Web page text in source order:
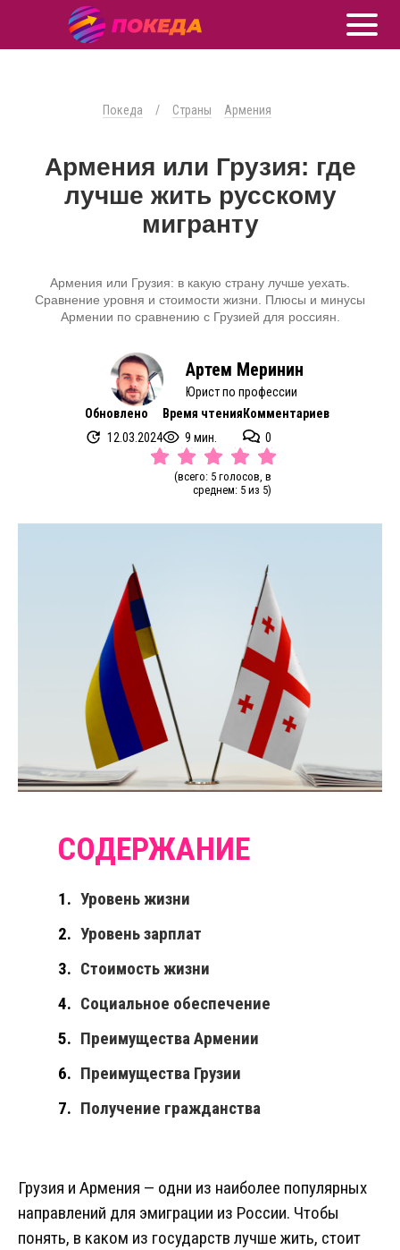
Покеда / Страны Армения
Армения или Грузия: где
лучше жить русскому
мигранту
Армения или Грузия: в какую страну лучше уехать.
Сравнение уровня и стоимости жизни. Плюсы и минусы
Армении по сравнению с Грузией для россиян.
Артем Меринин
Юрист по профессии
Обновлено
12.03.2024
Время чтения
9 мин.
Комментариев
0
(всего: 5 голосов, в
среднем: 5 из 5)
Уровень жизни
Уровень зарплат
Стоимость жизни
Социальное обеспечение
Преимущества Армении
Преимущества Грузии
Получение гражданства
Грузия и Армения — одни из наиболее популярных
направлений для эмиграции из России. Чтобы
понять, в каком из государств лучше жить, стоит